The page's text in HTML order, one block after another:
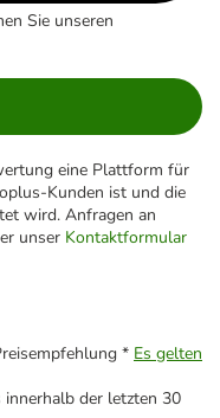
Sie unseren
eine Plattform für
Kunden ist und die
wird. Anfragen an
unser Kontaktformular
* Es gelten
der letzten 30